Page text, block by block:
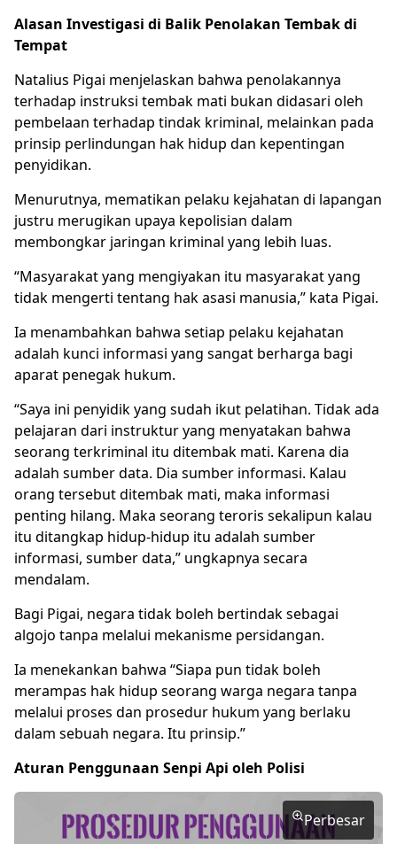
Alasan Investigasi di Balik Penolakan Tembak di
Tempat
Natalius Pigai menjelaskan bahwa penolakannya
terhadap instruksi tembak mati bukan didasari oleh
pembelaan terhadap tindak kriminal, melainkan pada
prinsip perlindungan hak hidup dan kepentingan
penyidikan.
Menurutnya, mematikan pelaku kejahatan di lapangan
justru merugikan upaya kepolisian dalam
membongkar jaringan kriminal yang lebih luas.
“Masyarakat yang mengiyakan itu masyarakat yang
tidak mengerti tentang hak asasi manusia,” kata Pigai.
Ia menambahkan bahwa setiap pelaku kejahatan
adalah kunci informasi yang sangat berharga bagi
aparat penegak hukum.
“Saya ini penyidik yang sudah ikut pelatihan. Tidak ada
pelajaran dari instruktur yang menyatakan bahwa
seorang terkriminal itu ditembak mati. Karena dia
adalah sumber data. Dia sumber informasi. Kalau
orang tersebut ditembak mati, maka informasi
penting hilang. Maka seorang teroris sekalipun kalau
itu ditangkap hidup-hidup itu adalah sumber
informasi, sumber data,” ungkapnya secara
mendalam.
Bagi Pigai, negara tidak boleh bertindak sebagai
algojo tanpa melalui mekanisme persidangan.
Ia menekankan bahwa “Siapa pun tidak boleh
merampas hak hidup seorang warga negara tanpa
melalui proses dan prosedur hukum yang berlaku
dalam sebuah negara. Itu prinsip.”
Aturan Penggunaan Senpi Api oleh Polisi
Perbesar